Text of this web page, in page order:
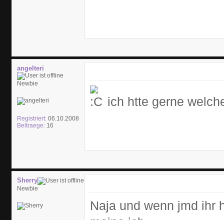
angelteri
Newbie
Registriert: 06.10.2008
Beitraege: 16
ich htte gerne
Sherry
Newbie
Naja und wenn jmd ihr